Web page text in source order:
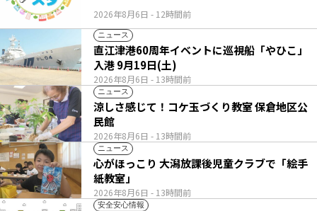
2026年8月6日 - 12時間前
ニュース
2026年8月6日 - 13時間前
直江津港60周年イベントに巡視船「やひこ」
入港 9月19日(土)
ニュース
2026年8月6日 - 13時間前
涼しさ感じて！コケ玉づくり教室 保倉地区公
民館
ニュース
2026年8月6日 - 13時間前
心がほっこり 大潟放課後児童クラブで「絵手
紙教室」
安全安心情報